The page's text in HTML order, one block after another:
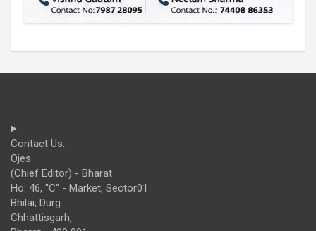
Contact Us:
Ojes
(Chief Editor) - Bharat
Ho: 46, "C" - Market, Sector01
Bhilai, Durg
Chhattisgarh,